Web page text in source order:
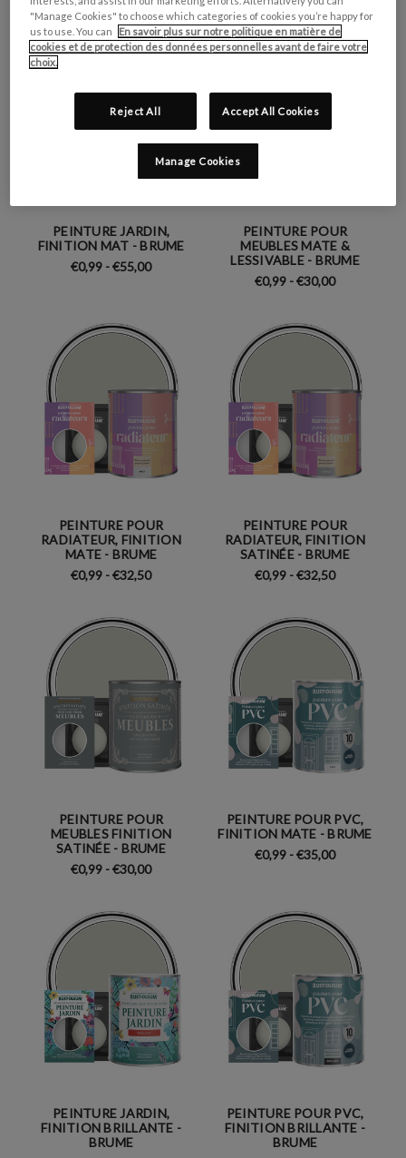
PEINTURE JARDIN,
FINITION MAT - BRUME
€0,99 - €55,00
PEINTURE POUR
MEUBLES MATE &
LESSIVABLE - BRUME
€0,99 - €30,00
PEINTURE POUR
RADIATEUR, FINITION
MATE - BRUME
€0,99 - €32,50
PEINTURE POUR
RADIATEUR, FINITION
SATINÉE - BRUME
€0,99 - €32,50
PEINTURE POUR
MEUBLES FINITION
SATINÉE - BRUME
€0,99 - €30,00
PEINTURE POUR PVC,
FINITION MATE - BRUME
€0,99 - €35,00
PEINTURE JARDIN,
FINITION BRILLANTE -
BRUME
PEINTURE POUR PVC,
FINITION BRILLANTE -
BRUME
"Manage Cookies" to choose which categories of cookies you’re happy for
us to use. You can
En savoir plus sur notre politique en matière de
cookies et de protection des données personnelles avant de faire votre
choix.
Reject All Accept All Cookies
Manage Cookies